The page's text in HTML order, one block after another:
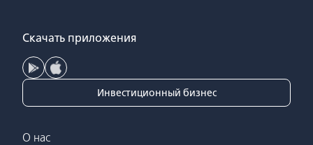
Скачать приложения
Инвестиционный бизнес
О нас